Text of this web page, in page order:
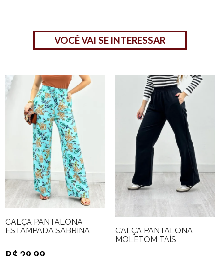
VOCÊ VAI SE INTERESSAR
CALÇA PANTALONA
ESTAMPADA SABRINA
CALÇA PANTALONA
MOLETOM TAÍS